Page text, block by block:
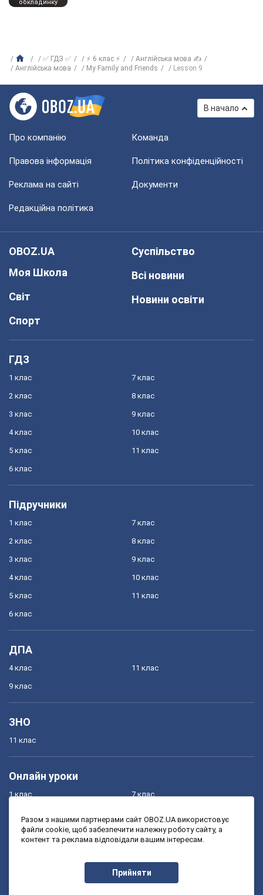
обкладинку
✅ ГДЗ ✅ ⚡ 6 клас ⚡
Англійська мова ✍
Англійська мова
My Family and Friends Lesson 9
В начало
Про компанію Команда
Правова інформація Політика конфіденційності
Реклама на сайті Документи
Редакційна політика
OBOZ.UA
Моя Школа
Світ
Спорт
Суспільство
Всі новини
Новини освіти
ГДЗ
1 клас
2 клас
3 клас
4 клас
5 клас
6 клас
7 клас
8 клас
9 клас
10 клас
11 клас
Підручники
1 клас
2 клас
3 клас
4 клас
5 клас
6 клас
7 клас
8 клас
9 клас
10 клас
11 клас
ДПА
4 клас
9 клас
11 клас
ЗНО
11 клас
Онлайн уроки
1 клас
3 клас
7 клас
9 клас
Разом з нашими партнерами сайт OBOZ.UA використовує
файли cookie, щоб забезпечити належну роботу сайту, а
контент та реклама відповідали вашим інтересам.
Прийняти